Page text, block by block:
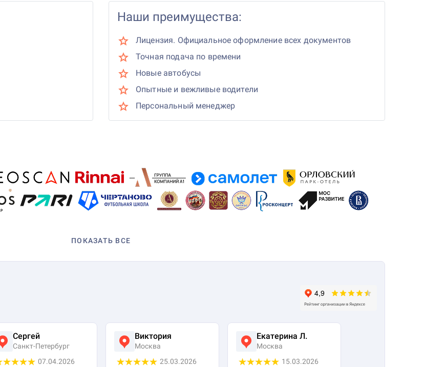
Наши преимущества:
Лицензия. Официальное оформление всех документов
Точная подача по времени
Новые автобусы
Опытные и вежливые водители
Персональный менеджер
ПОКАЗАТЬ ВСЕ
Сергей
Санкт-Петербург
07.04.2026
Виктория
Москва
25.03.2026
Екатерина Л.
Москва
15.03.2026